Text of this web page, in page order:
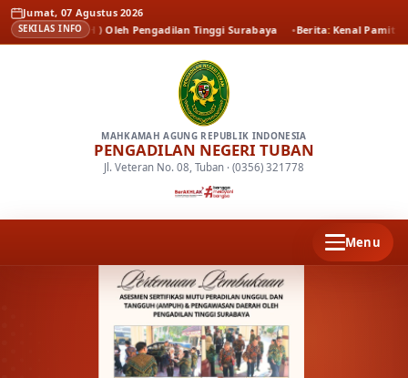
Jumat, 07 Agustus 2026
SEKILAS INFO
AMPUH ) Oleh Pengadilan Tinggi Surabaya Berita Kenal Pamit
MAHKAMAH AGUNG REPUBLIK INDONESIA
PENGADILAN NEGERI TUBAN
Jl. Veteran No. 08, Tuban · (0356) 321778
Menu